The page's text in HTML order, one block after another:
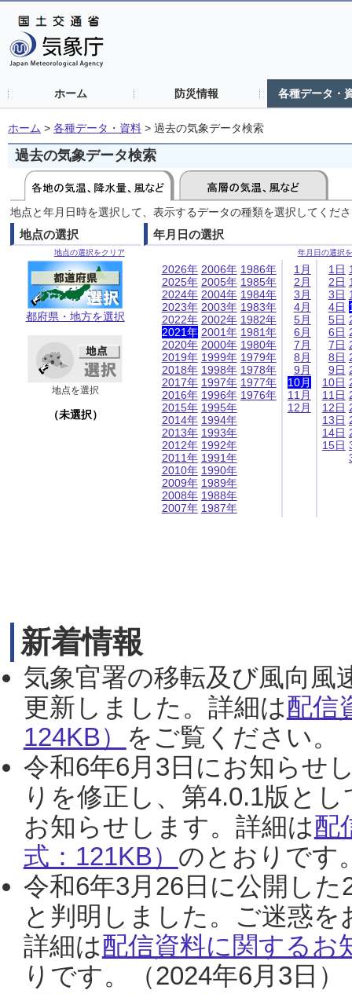
ホーム 防災情報 各種データ・
ホーム > 各種データ・資料 > 過去の気象データ検索
過去の気象データ検索
地点と年月日時を選択して、表示するデータの種類を選択してくだ
地点の選択
地点の選択をクリア
都府県・地方を選択
地点を選択
（未選択）
年月日の選択
年月日の選択
2026年
2025年
2024年
2023年
2022年
2021年
2020年
2019年
2018年
2017年
2016年
2015年
2014年
2013年
2012年
2011年
2010年
2009年
2008年
2007年
2006年
2005年
2004年
2003年
2002年
2001年
2000年
1999年
1998年
1997年
1996年
1995年
1994年
1993年
1992年
1991年
1990年
1989年
1988年
1987年
1986年
1985年
1984年
1983年
1982年
1981年
1980年
1979年
1978年
1977年
1976年
1月
2月
3月
4月
5月
6月
7月
8月
9月
10月
11月
12月
1日
2日
3日
4日
5日
6日
7日
8日
9日
10日
11日
12日
13日
14日
15日
新着情報
気象官署の移転及び風向風
更新しました。詳細は配信
124KB） をご覧ください。
令和6年6月3日にお知らせ
りを修正し、第4.0.1版と
お知らせします。詳細は配
式：121KB） のとおりです
令和6年3月26日に公開し
と判明しました。ご迷惑
詳細は配信資料に関するお
りです。（2024年6月3日）